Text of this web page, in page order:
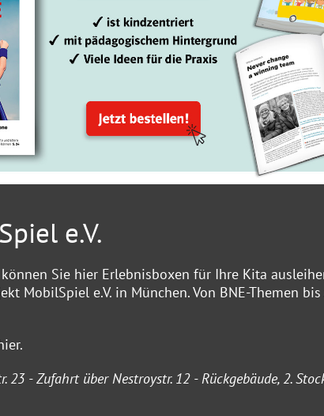
e.V.
Sie hier Erlebnisboxen für Ihre Kita
MobilSpiel e.V. in München. Von BNE-Themen
.
23 - Zufahrt über Nestroystr. 12 - Rückgebäude, 2.